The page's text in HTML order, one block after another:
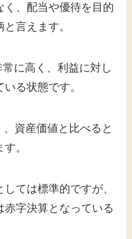
く、配当や優待を目的
言えます。
に高く、利益に対し
る状態です。
資産価値と比べると
。
ては標準的ですが、
赤字決算となっている